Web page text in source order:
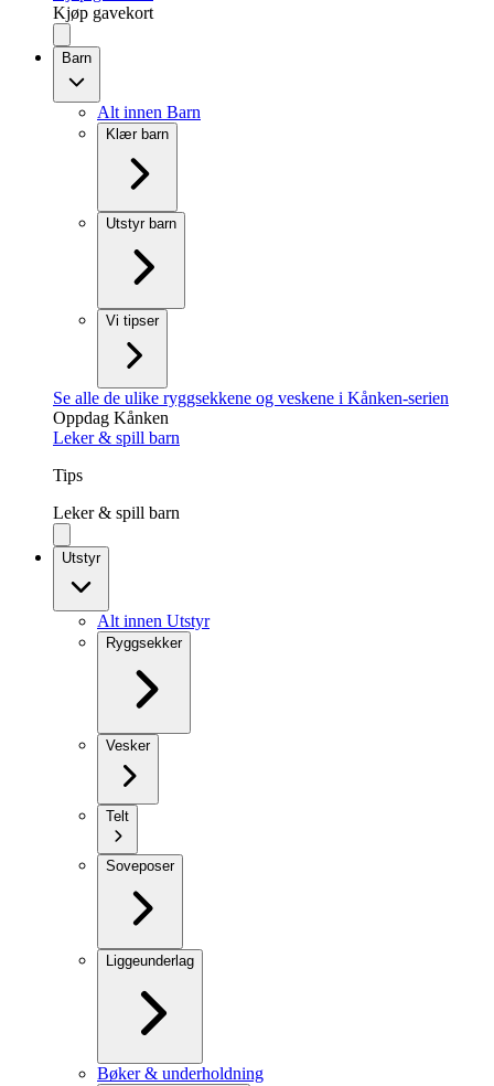
Kjøp gavekort
Barn
Alt innen Barn
Klær barn
Utstyr barn
Vi tipser
Se alle de ulike ryggsekkene og veskene i Kånken-serien
Oppdag Kånken
Leker & spill barn
Tips
Leker & spill barn
Utstyr
Alt innen Utstyr
Ryggsekker
Vesker
Telt
Soveposer
Liggeunderlag
Bøker & underholdning